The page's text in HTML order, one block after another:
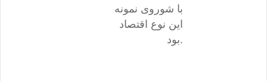
با شوروی نمونه
این نوع اقتصاد
بود.